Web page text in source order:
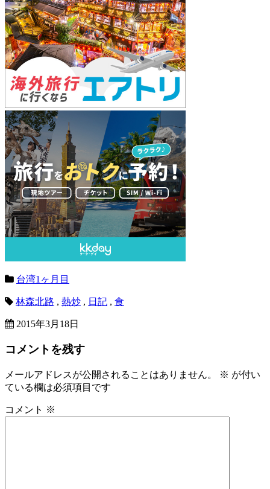
台湾1ヶ月目
林森北路 , 熱炒 , 日記 , 食
2015年3月18日
コメントを残す
メールアドレスが公開されることはありません。 ※ が付い
ている欄は必須項目です
コメント ※